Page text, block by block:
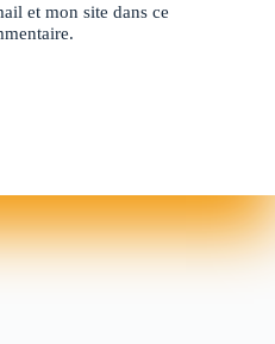
et mon site dans ce